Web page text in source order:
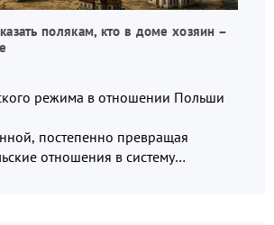
полякам, кто в доме хозяин –
режима в отношении Польши
постепенно превращая
отношения в систему